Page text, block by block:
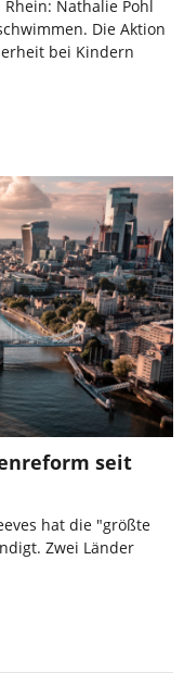
Nathalie Pohl
Die Aktion
bei Kindern
seit
hat die "größte
Zwei Länder